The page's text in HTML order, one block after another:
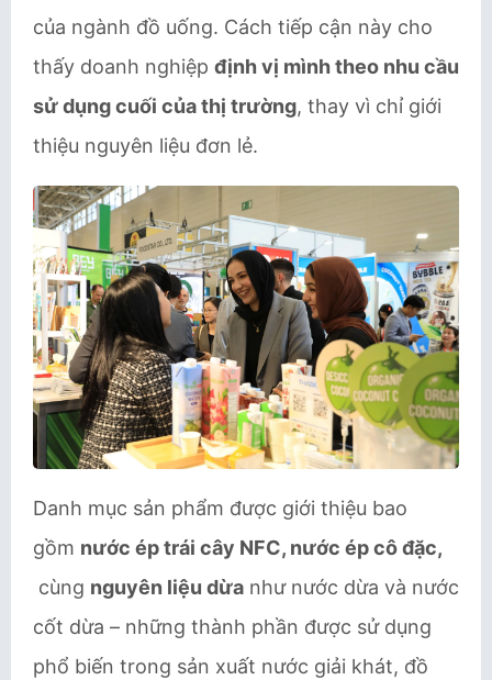
của ngành đồ uống. Cách tiếp cận này cho
thấy doanh nghiệp định vị mình theo nhu cầu
sử dụng cuối của thị trường, thay vì chỉ giới
thiệu nguyên liệu đơn lẻ.
Danh mục sản phẩm được giới thiệu bao
gồm nước ép trái cây NFC, nước ép cô đặc,
cùng nguyên liệu dừa như nước dừa và nước
cốt dừa – những thành phần được sử dụng
phổ biến trong sản xuất nước giải khát, đồ